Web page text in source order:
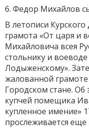
6. Федор Михайлов
В летописи Курского
грамота «От царя и
Михайловича всея
стольнику и
Лодыженскому».
жалованной грамоте
Городском стане. Об
купчей помещика
купленное имение»
прослеживается еще